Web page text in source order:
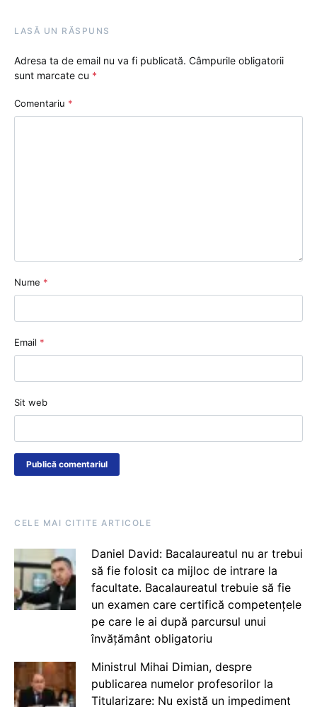
LASĂ UN RĂSPUNS
Adresa ta de email nu va fi publicată. Câmpurile obligatorii
sunt marcate cu *
Comentariu *
Nume *
Email *
Sit web
CELE MAI CITITE ARTICOLE
Daniel David: Bacalaureatul nu ar trebui
să fie folosit ca mijloc de intrare la
facultate. Bacalaureatul trebuie să fie
un examen care certifică competențele
pe care le ai după parcursul unui
învățământ obligatoriu
Ministrul Mihai Dimian, despre
publicarea numelor profesorilor la
Titularizare: Nu există un impediment